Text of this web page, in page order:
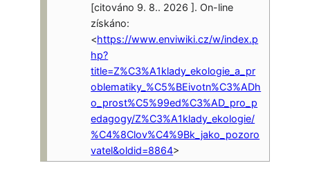
[citováno 9. 8.. 2026 ]. On-line
získáno:
<https://www.enviwiki.cz/w/index.p
hp?
title=Z%C3%A1klady_ekologie_a_pr
oblematiky_%C5%BEivotn%C3%ADh
o_prost%C5%99ed%C3%AD_pro_p
edagogy/Z%C3%A1klady_ekologie/
%C4%8Clov%C4%9Bk_jako_pozoro
vatel&oldid=8864>